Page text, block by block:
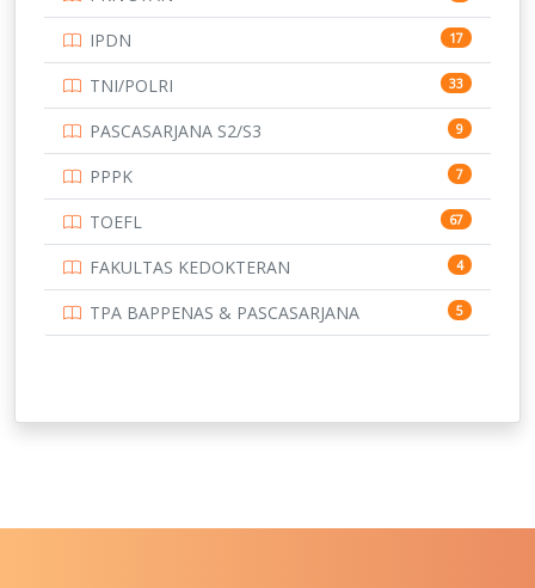
15
14
14
UNIVERSITAS CENDRAWASIH 14
15
219
11
136
UNIVERSITAS JEMBER
IPDN 17
TNI/POLRI 33
PASCASARJANA S2/S3 9
PPPK 7
TOEFL 67
FAKULTAS KEDOKTERAN 4
TPA BAPPENAS & PASCASARJANA 5